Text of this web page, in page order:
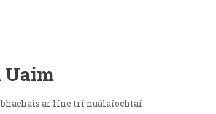
Uaim
ar líne trí nuálaíochtaí